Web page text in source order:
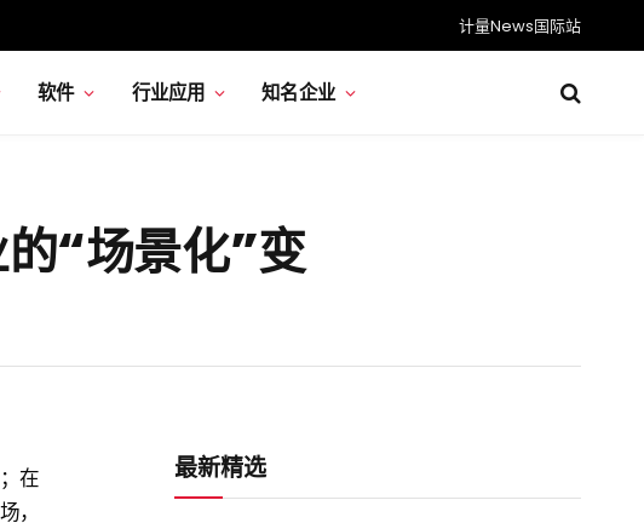
计量News国际站
软件 行业应用 知名企业
“场景化”变
在
，
最新精选